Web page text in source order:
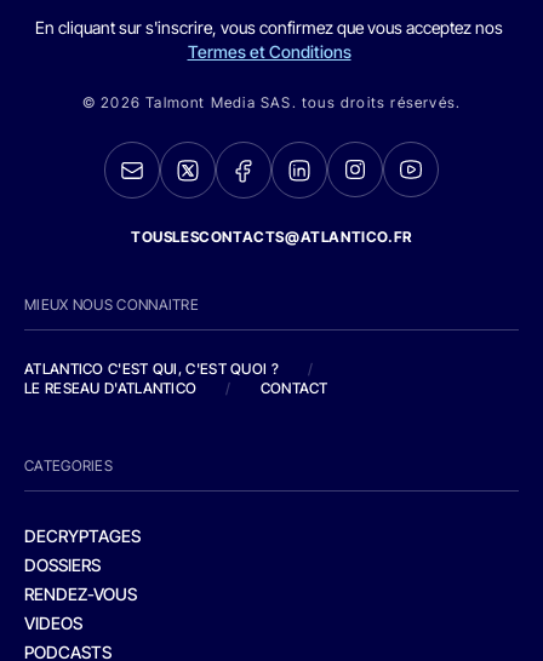
En cliquant sur s'inscrire, vous confirmez que vous acceptez nos
Termes et Conditions
© 2026 Talmont Media SAS. tous droits réservés.
TOUSLESCONTACTS@ATLANTICO.FR
MIEUX NOUS CONNAITRE
ATLANTICO C'EST QUI, C'EST QUOI ?
/
LE RESEAU D'ATLANTICO
/ CONTACT
CATEGORIES
DECRYPTAGES
DOSSIERS
RENDEZ-VOUS
VIDEOS
PODCASTS